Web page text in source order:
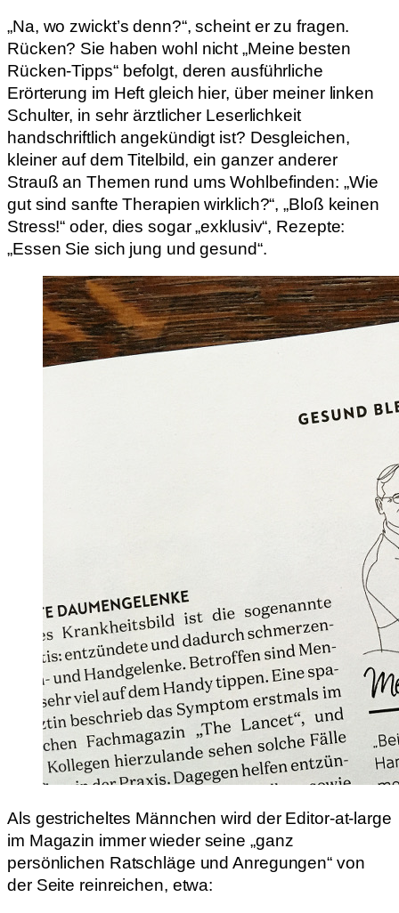
„Na, wo zwickt’s denn?“, scheint er zu fragen.
Rücken? Sie haben wohl nicht „Meine besten
Rücken-Tipps“ befolgt, deren ausführliche
Erörterung im Heft gleich hier, über meiner linken
Schulter, in sehr ärztlicher Leserlichkeit
handschriftlich angekündigt ist? Desgleichen,
kleiner auf dem Titelbild, ein ganzer anderer
Strauß an Themen rund ums Wohlbefinden: „Wie
gut sind sanfte Therapien wirklich?“, „Bloß keinen
Stress!“ oder, dies sogar „exklusiv“, Rezepte:
„Essen Sie sich jung und gesund“.
Als gestricheltes Männchen wird der Editor-at-large
im Magazin immer wieder seine „ganz
persönlichen Ratschläge und Anregungen“ von
der Seite reinreichen, etwa: